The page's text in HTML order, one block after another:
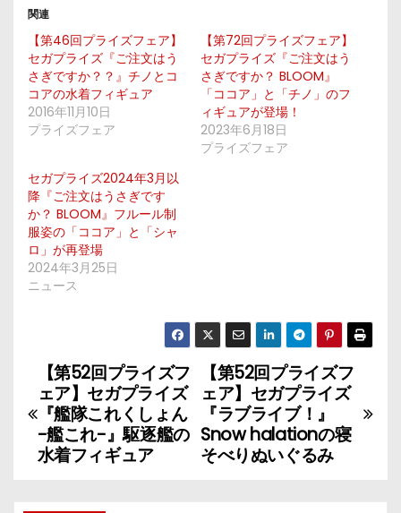
関連
【第46回プライズフェア】
セガプライズ『ご注文はう
さぎですか？？』チノとコ
コアの水着フィギュア
2016年11月10日
プライズフェア
【第72回プライズフェア】
セガプライズ『ご注文はう
さぎですか？ BLOOM』
「ココア」と「チノ」のフ
ィギュアが登場！
2023年6月18日
プライズフェア
セガプライズ2024年3月以
降『ご注文はうさぎです
か？ BLOOM』フルール制
服姿の「ココア」と「シャ
ロ」が再登場
2024年3月25日
ニュース
投
稿
ナ
【第52回プライズフ
ェア】セガプライズ
『ラブライブ！』
Snow halationの寝
そべりぬいぐるみ
【第52回プライズフ
ェア】セガプライズ
『艦隊これくしょん
-艦これ-』駆逐艦の
水着フィギュア